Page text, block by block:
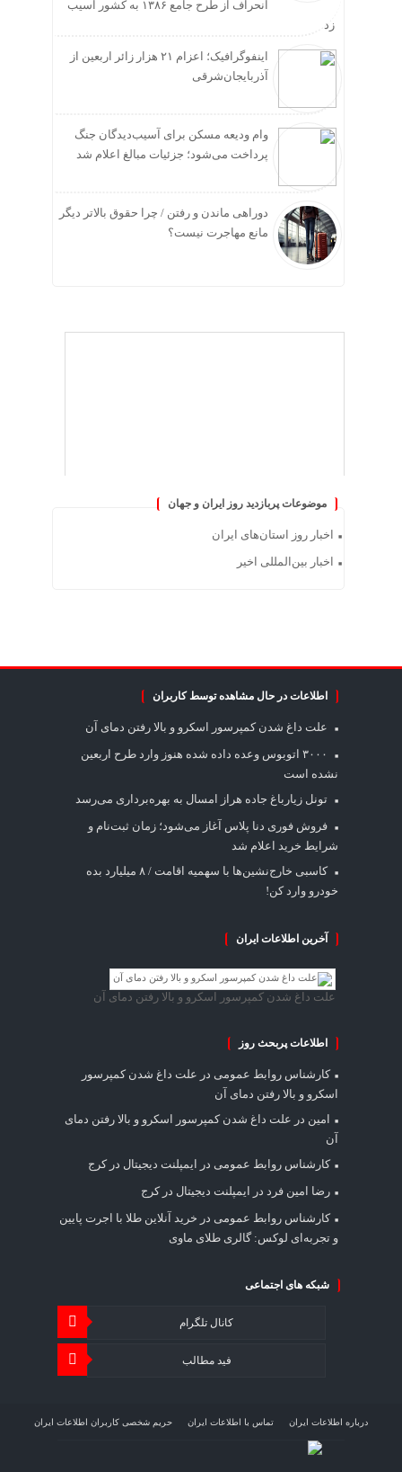
انحراف از طرح جامع ۱۳۸۶ به کشور آسیب
زد
اینفوگرافیک؛ اعزام ۲۱ هزار زائر اربعین از
آذربایجان‌شرقی
وام ودیعه مسکن برای آسیب‌دیدگان جنگ
پرداخت می‌شود؛ جزئیات مبالغ اعلام شد
دوراهی ماندن و رفتن / چرا حقوق بالاتر دیگر
مانع مهاجرت نیست؟
موضوعات پربازدید روز ایران و جهان
اخبار روز استان‌های ایران
اخبار بین‌المللی اخیر
اطلاعات در حال مشاهده توسط کاربران
علت داغ شدن کمپرسور اسکرو و بالا رفتن دمای آن
۳۰۰۰ اتوبوس وعده داده شده هنوز وارد طرح اربعین
نشده است
تونل زیارباغ جاده هراز امسال به بهره‌برداری می‌رسد
فروش فوری دنا پلاس آغاز می‌شود؛ زمان ثبت‌نام و
شرایط خرید اعلام شد
کاسبی خارج‌نشین‌ها با سهمیه اقامت / ۸ میلیارد بده
خودرو وارد کن!
آخرین اطلاعات ایران
علت داغ شدن کمپرسور اسکرو و بالا رفتن دمای آن
اطلاعات پربحث روز
کارشناس روابط عمومی در علت داغ شدن کمپرسور
اسکرو و بالا رفتن دمای آن
امین در علت داغ شدن کمپرسور اسکرو و بالا رفتن دمای
آن
کارشناس روابط عمومی در
ایمپلنت دیجیتال در کرج
رضا امین فرد در
ایمپلنت دیجیتال در کرج
کارشناس روابط عمومی در خرید آنلاین طلا با اجرت پایین
و تجربه‌ای لوکس: گالری طلای ماوی
شبکه های اجتماعی
کانال تلگرام
فید مطالب
درباره اطلاعات ایران تماس با اطلاعات ایران حریم شخصی کاربران اطلاعات ایران
شرایط بازنشر محتوا در اطلاعات ایران